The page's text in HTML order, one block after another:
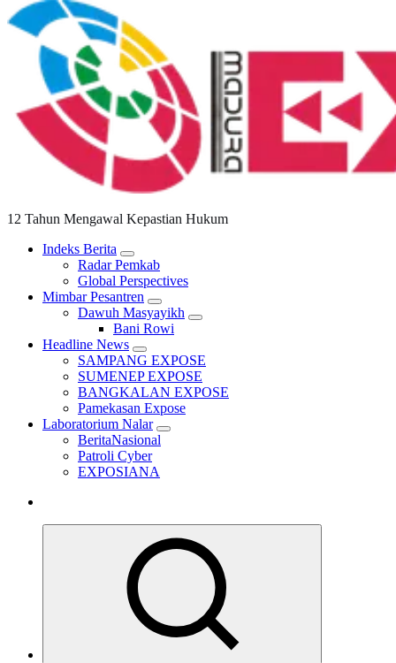
12 Tahun Mengawal Kepastian Hukum
Indeks Berita
Radar Pemkab
Global Perspectives
Mimbar Pesantren
Dawuh Masyayikh
Bani Rowi
Headline News
SAMPANG EXPOSE
SUMENEP EXPOSE
BANGKALAN EXPOSE
Pamekasan Expose
Laboratorium Nalar
BeritaNasional
Patroli Cyber
EXPOSIANA